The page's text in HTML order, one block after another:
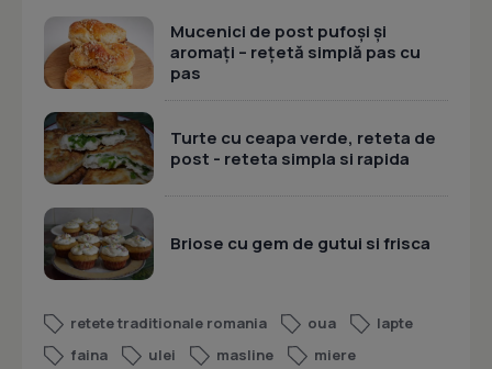
Mucenici de post pufoși și
aromați – rețetă simplă pas cu
pas
Turte cu ceapa verde, reteta de
post - reteta simpla si rapida
Briose cu gem de gutui si frisca
retete traditionale romania oua
lapte
faina
ulei masline
miere